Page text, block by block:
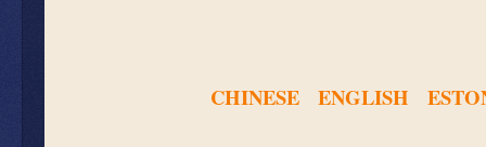
CHINESE ENGLISH